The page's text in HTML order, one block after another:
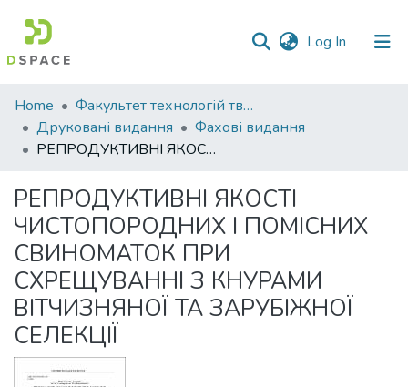
Log In (current)
Communities
&
Collections
Statistics
Home
Факультет технологій тваринництва та продовольства
Друковані видання
Фахові видання
РЕПРОДУКТИВНІ ЯКОСТІ ЧИСТОПОРОДНИХ І ПОМІСНИХ СВИНОМАТОК ПРИ СХРЕЩУВАННІ З КНУРАМИ ВІТЧИЗНЯНОЇ ТА ЗАРУБІЖНОЇ СЕЛЕКЦІЇ
РЕПРОДУКТИВНІ ЯКОСТІ
ЧИСТОПОРОДНИХ І ПОМІСНИХ
СВИНОМАТОК ПРИ
СХРЕЩУВАННІ З КНУРАМИ
ВІТЧИЗНЯНОЇ ТА ЗАРУБІЖНОЇ
СЕЛЕКЦІЇ